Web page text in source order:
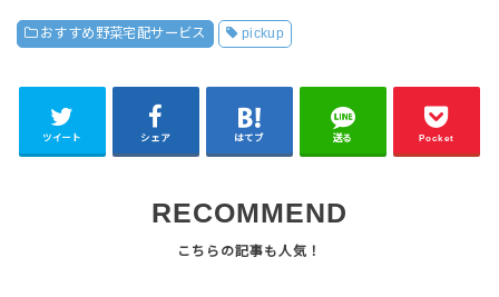
おすすめ野菜宅配サービス pickup
ツイート シェア はてブ 送る Pocket
RECOMMEND